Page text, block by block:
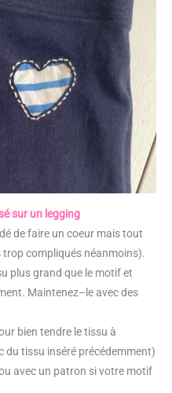
sur un legging
de faire un coeur mais tout
compliqués néanmoins).
plus grand que le motif et
Maintenez–le avec des
bien tendre le tissu à
du tissu inséré précédemment)
avec un patron si votre motif